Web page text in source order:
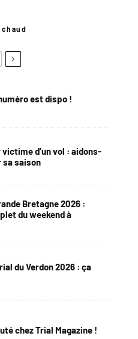
est dispo !
d’un vol : aidons-
sa saison
Bretagne 2026 :
du weekend à
du Verdon 2026 : ça
chez Trial Magazine !